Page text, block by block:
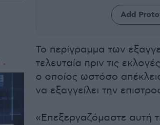
Add
Το περίγραμμα των
τελευταία πριν τις
ο οποίος ωστόσο
να εξαγγείλει την
«Επεξεργαζόμαστε αυτή